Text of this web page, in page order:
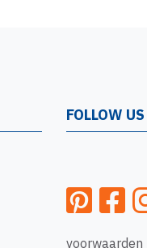
FOLLOW US
voorwaarden